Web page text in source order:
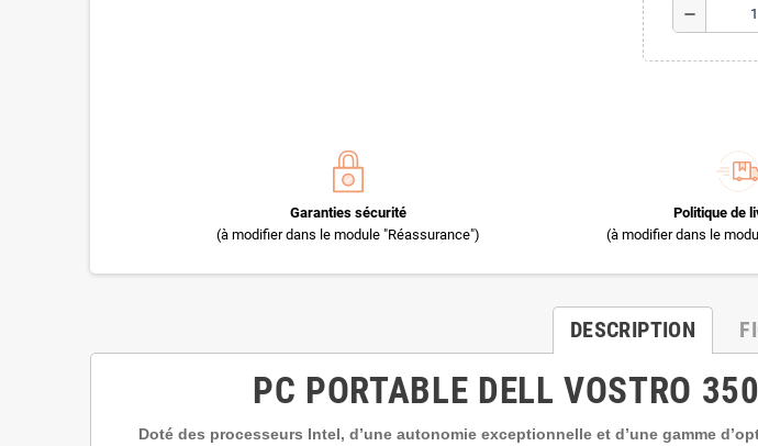
remove
Garanties sécurité
(à modifier dans le module "Réassurance")
Politique de
(à modifier dans le
DESCRIPTION
PC PORTABLE DELL VOSTRO
Doté des processeurs Intel, d’une autonomie exceptionnelle et d’une gamme